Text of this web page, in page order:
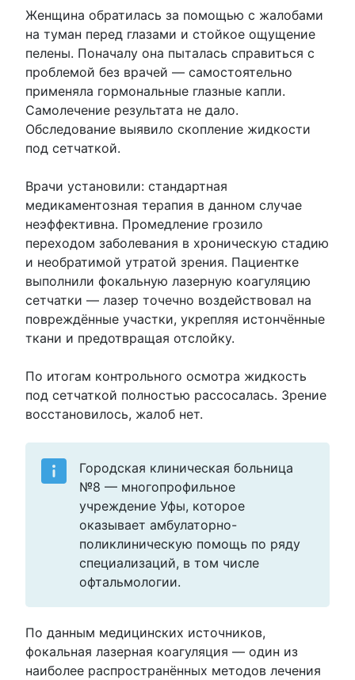
Женщина обратилась за помощью с жалобами
на туман перед глазами и стойкое ощущение
пелены. Поначалу она пыталась справиться с
проблемой без врачей — самостоятельно
применяла гормональные глазные капли.
Самолечение результата не дало.
Обследование выявило скопление жидкости
под сетчаткой.
Врачи установили: стандартная
медикаментозная терапия в данном случае
неэффективна. Промедление грозило
переходом заболевания в хроническую стадию
и необратимой утратой зрения. Пациентке
выполнили фокальную лазерную коагуляцию
сетчатки — лазер точечно воздействовал на
повреждённые участки, укрепляя истончённые
ткани и предотвращая отслойку.
По итогам контрольного осмотра жидкость
под сетчаткой полностью рассосалась. Зрение
восстановилось, жалоб нет.
Городская клиническая больница
№8 — многопрофильное
учреждение Уфы, которое
оказывает амбулаторно-
поликлиническую помощь по ряду
специализаций, в том числе
офтальмологии.
По данным медицинских источников,
фокальная лазерная коагуляция — один из
наиболее распространённых методов лечения